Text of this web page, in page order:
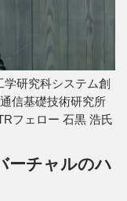
研究科システム創
信基礎技術研究所
フェロー 石黒 浩氏
ーチャルのハ